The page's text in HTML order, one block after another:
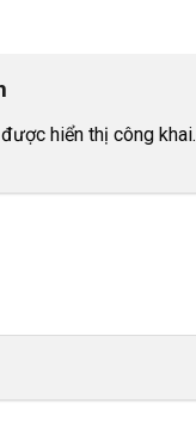
hiển thị công khai.